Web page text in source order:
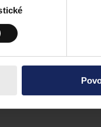
interpretech, kteří
aby byl pojem jasně
by byly judikaturou či
s dostatečným